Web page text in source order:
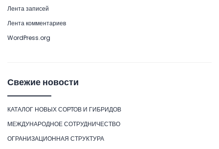
Лента записей
Лента комментариев
WordPress.org
Свежие новости
КАТАЛОГ НОВЫХ СОРТОВ И ГИБРИДОВ
МЕЖДУНАРОДНОЕ СОТРУДНИЧЕСТВО
ОГРАНИЗАЦИОННАЯ СТРУКТУРА